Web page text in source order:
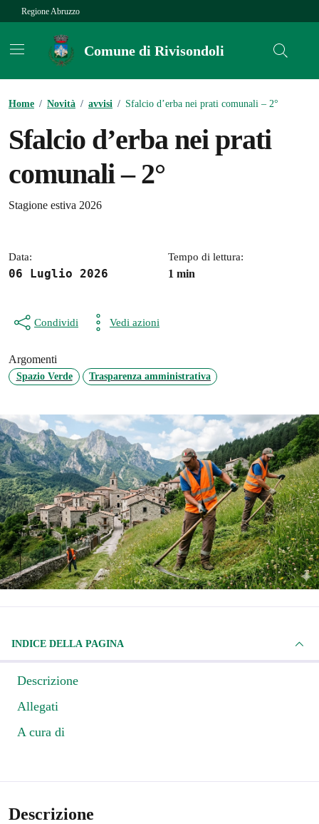
Vai ai contenuti
Vai al footer
Regione Abruzzo
Comune di Rivisondoli
Home / Novità / avvisi / Sfalcio d’erba nei prati comunali – 2°
Sfalcio d’erba nei prati
comunali – 2°
Dettagli della notizia
Stagione estiva 2026
Data:
06 Luglio 2026
Tempo di lettura:
1 min
Condividi Vedi azioni
Argomenti
Spazio Verde Trasparenza amministrativa
INDICE DELLA PAGINA
Descrizione
Allegati
A cura di
Descrizione